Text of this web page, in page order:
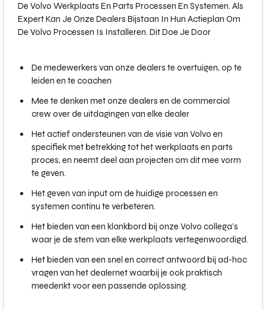
De Volvo Werkplaats En Parts Processen En Systemen. Als
Expert Kan Je Onze Dealers Bijstaan In Hun Actieplan Om
De Volvo Processen Is Installeren. Dit Doe Je Door
De medewerkers van onze dealers te overtuigen, op te
leiden en te coachen
Mee te denken met onze dealers en de commercial
crew over de uitdagingen van elke dealer
Het actief ondersteunen van de visie van Volvo en
specifiek met betrekking tot het werkplaats en parts
proces, en neemt deel aan projecten om dit mee vorm
te geven.
Het geven van input om de huidige processen en
systemen continu te verbeteren.
Het bieden van een klankbord bij onze Volvo collega’s
waar je de stem van elke werkplaats vertegenwoordigd.
Het bieden van een snel en correct antwoord bij ad-hoc
vragen van het dealernet waarbij je ook praktisch
meedenkt voor een passende oplossing.